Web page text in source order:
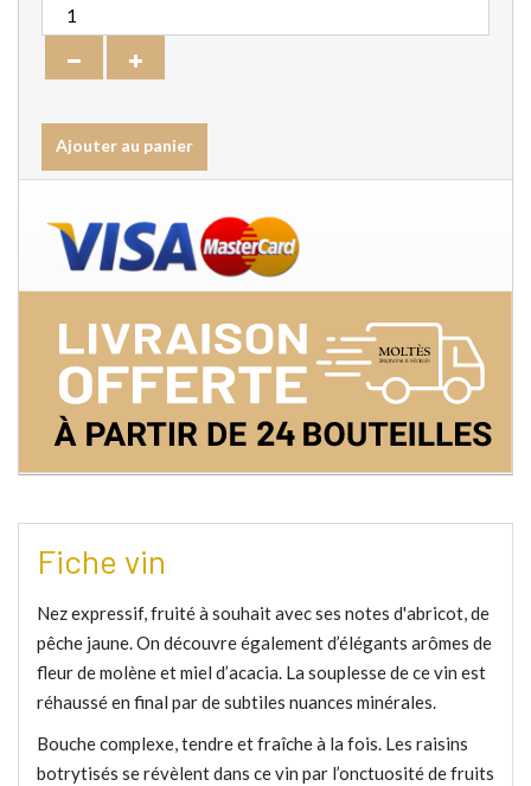
Ajouter au panier
Fiche vin
Nez expressif, fruité à souhait avec ses notes d'abricot, de
pêche jaune. On découvre également d’élégants arômes de
fleur de molène et miel d’acacia. La souplesse de ce vin est
réhaussé en final par de subtiles nuances minérales.
Bouche complexe, tendre et fraîche à la fois. Les raisins
botrytisés se révèlent dans ce vin par l’onctuosité de fruits